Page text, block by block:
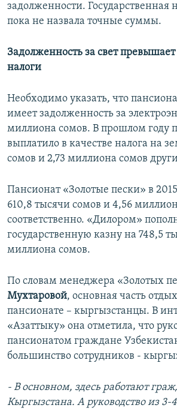
задолженности. Государственная
пока не назвала точные суммы.
Задолженность за свет
налоги
Необходимо указать, что
имеет задолженность за
миллиона сомов. В прошлом году
выплатило в качестве налога на
сомов и 2,73 миллиона сомов
Пансионат «Золотые пески» в
610,8 тысячи сомов и 4,56
соответственно. «Дилором»
государственную казну на 748,5
миллиона сомов.
По словам менеджера «Золотых
Мухтаровой, основная часть
пансионате – кыргызстанцы. В
«Азаттыку» она отметила, что
пансионатом граждане
большинство сотрудников -
- В основном, здесь работают
Кыргызстана. А руководство из 3-